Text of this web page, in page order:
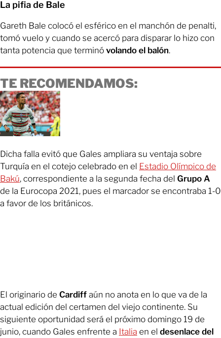
La pifia de Bale
Gareth Bale colocó el esférico en el manchón de penalti,
tomó vuelo y cuando se acercó para disparar lo hizo con
tanta potencia que terminó volando el balón.
TE RECOMENDAMOS:
Dicha falla evitó que Gales ampliara su ventaja sobre
Turquía en el cotejo celebrado en el Estadio Olímpico de
Bakú, correspondiente a la segunda fecha del Grupo A
de la Eurocopa 2021, pues el marcador se encontraba 1-0
a favor de los británicos.
El originario de Cardiff aún no anota en lo que va de la
actual edición del certamen del viejo continente. Su
siguiente oportunidad será el próximo domingo 19 de
junio, cuando Gales enfrente a Italia en el desenlace del